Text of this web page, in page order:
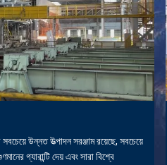
উন্নত উত্পাদন সরঞ্জাম রয়েছে, সবচেয়ে
গ্যারান্টি দেয় এবং সারা বিশ্বে